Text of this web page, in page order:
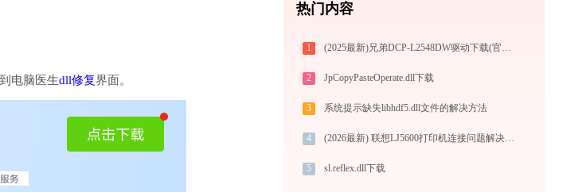
电脑医生dll修复界面。
热门内容
1 (2025最新)兄弟DCP-L2548DW驱动下载(官方Win10/Win11)
2 JpCopyPasteOperate.dll下载
3 系统提示缺失libhdf5.dll文件的解决方法
4 (2026最新) 联想LJ5600打印机连接问题解决方法 -金山毒霸
5 sl.reflex.dll下载